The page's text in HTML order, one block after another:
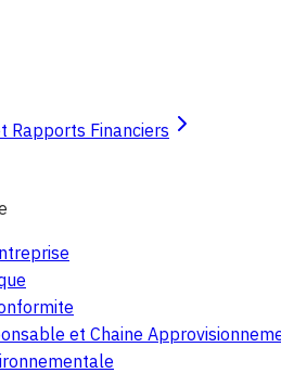
Rapports Financiers
et Chaine